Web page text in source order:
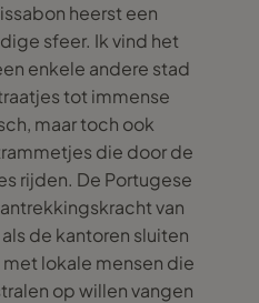
heerst een
sfeer. Ik vind het
enkele andere stad
tot immense
maar toch ook
die door de
rijden. De Portugese
van
de kantoren sluiten
lokale mensen die
op willen vangen